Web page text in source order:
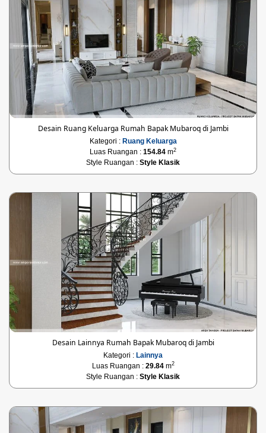
Desain Ruang Keluarga Rumah Bapak Mubaroq di Jambi
Kategori : Ruang Keluarga
Luas Ruangan : 154.84 m2
Style Ruangan : Style Klasik
Desain Lainnya Rumah Bapak Mubaroq di Jambi
Kategori : Lainnya
Luas Ruangan : 29.84m2
Style Ruangan : Style Klasik